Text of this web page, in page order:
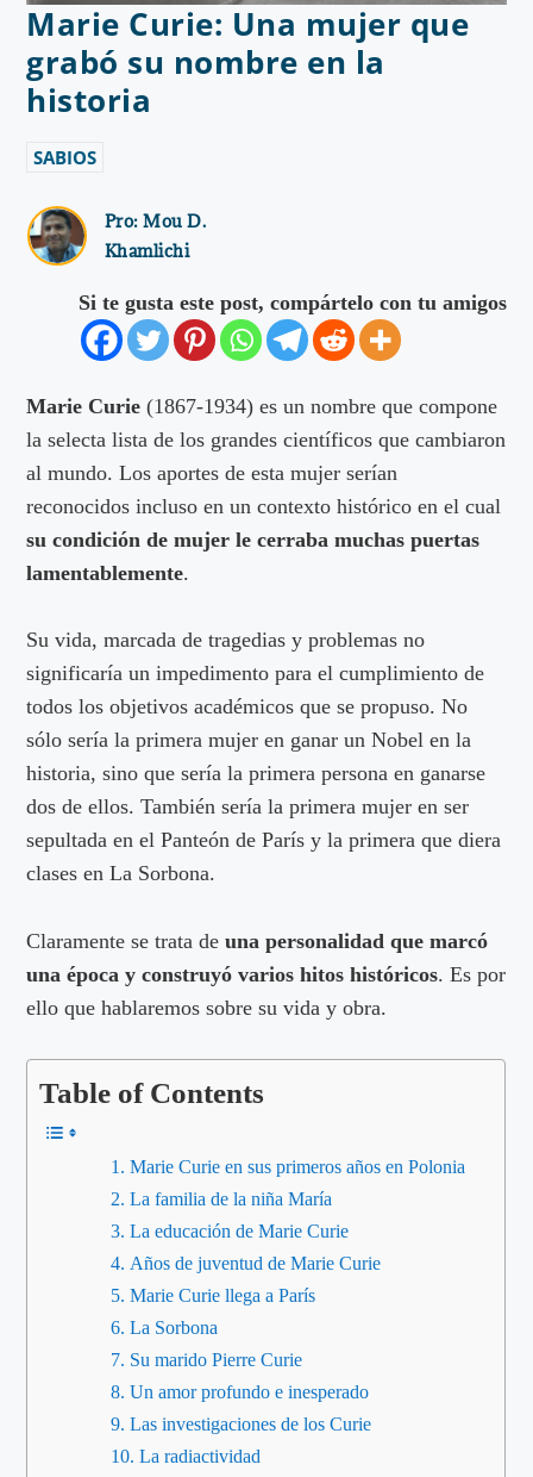
Marie Curie: Una mujer que
grabó su nombre en la
historia
SABIOS
Pro:Mou D.
Khamlichi
Si te gusta este post, compártelo con tu amigos
Marie Curie (1867-1934) es un nombre que compone
la selecta lista de los grandes científicos que cambiaron
al mundo. Los aportes de esta mujer serían
reconocidos incluso en un contexto histórico en el cual
su condición de mujer le cerraba muchas puertas
lamentablemente.
Su vida, marcada de tragedias y problemas no
significaría un impedimento para el cumplimiento de
todos los objetivos académicos que se propuso. No
sólo sería la primera mujer en ganar un Nobel en la
historia, sino que sería la primera persona en ganarse
dos de ellos. También sería la primera mujer en ser
sepultada en el Panteón de París y la primera que diera
clases en La Sorbona.
Claramente se trata deuna personalidad que marcó
una época y construyó varios hitos históricos. Es por
ello que hablaremos sobre su vida y obra.
Table of Contents
Marie Curie en sus primeros años en Polonia
La familia de la niña María
La educación de Marie Curie
Años de juventud de Marie Curie
Marie Curie llega a París
La Sorbona
Su marido Pierre Curie
Un amor profundo e inesperado
Las investigaciones de los Curie
La radiactividad